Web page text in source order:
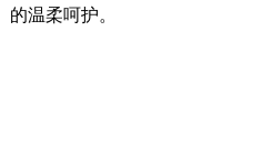
的温柔呵护。